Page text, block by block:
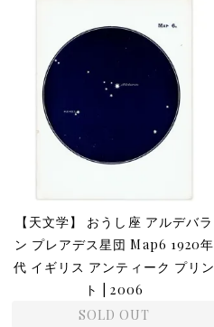
【天文学】 おうし座 アルデバラ
ン プレアデス星団 Map6 1920年
代 イギリス アンティーク プリン
ト | 2006
SOLD OUT